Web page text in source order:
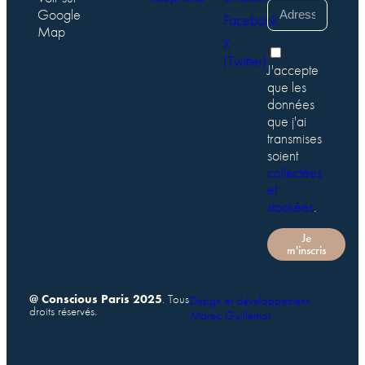
Google
Map
Facebook
X
(Twitter)J'accepte
que les
données
que j'ai
transmises
soient
collectées
et
stockées
Je
m'inscris
@ Conscious Paris 2025. Tous
droits réservés.
Design et développement :
Marec Guillemot